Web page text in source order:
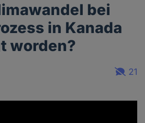
bei
in Kanada
worden?
21